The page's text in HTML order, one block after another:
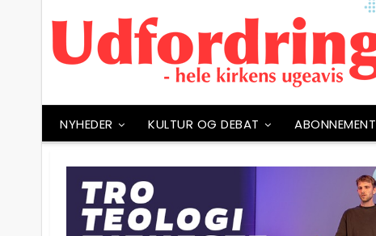
NYHEDER KULTUR OG DEBAT ABONNEMENT